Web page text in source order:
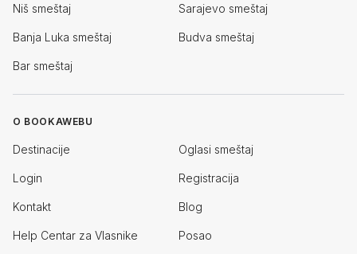
Niš smeštaj Sarajevo smeštaj
Banja Luka smeštaj Budva smeštaj
Bar smeštaj
O BOOKAWEBU
Destinacije Oglasi smeštaj
Login Registracija
Kontakt Blog
Help Centar za Vlasnike Posao